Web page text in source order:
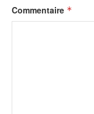
Commentaire *